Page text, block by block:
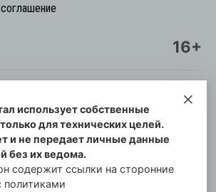
16+
городской портал
плюс, 2021-2026
о регистрации СМИ: ПИ №57-
2013 г.
Управлением
использует собственные
для технических целей.
и не передает личные данные
без их ведома.
содержит ссылки на сторонние
политиками